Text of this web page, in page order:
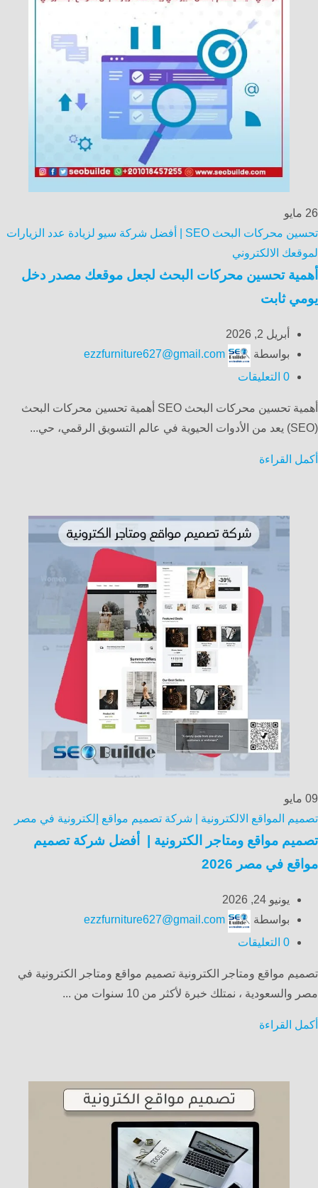
26 مايو
تحسين محركات البحث SEO | أفضل شركة سيو لزيادة عدد الزيارات
لموقعك الالكتروني
أهمية تحسين محركات البحث لجعل موقعك مصدر دخل
يومي ثابت
أبريل 2, 2026
بواسطة
ezzfurniture627@gmail.com
0 التعليقات
أهمية تحسين محركات البحث SEO أهمية تحسين محركات البحث
(SEO) يعد من الأدوات الحيوية في عالم التسويق الرقمي، حي...
أكمل القراءة
09 مايو
تصميم المواقع الالكترونية | شركة تصميم مواقع إلكترونية في مصر
تصميم مواقع ومتاجر الكترونية | أفضل شركة تصميم
مواقع في مصر 2026
يونيو 24, 2026
بواسطة
ezzfurniture627@gmail.com
0 التعليقات
تصميم مواقع ومتاجر الكترونية تصميم مواقع ومتاجر الكترونية في
مصر والسعودية ، نمتلك خبرة لأكثر من 10 سنوات من ...
أكمل القراءة